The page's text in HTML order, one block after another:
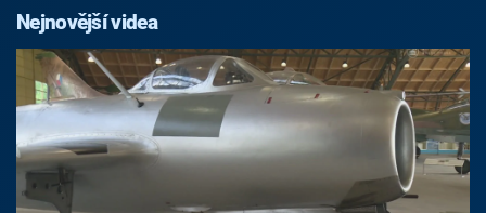
Nejnovější videa